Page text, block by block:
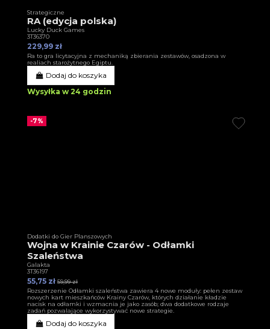
Strategiczne
RA (edycja polska)
Lucky Duck Games
3T36370
229,99 zł
Ra to gra licytacyjna z mechaniką zbierania zestawów, osadzona w
realiach starożytnego Egiptu.
Dodaj do koszyka
Wysyłka w 24 godzin
-7%
Dodatki do Gier Planszowych
Wojna w Krainie Czarów - Odłamki
Szaleństwa
Galakta
3T36197
55,75 zł 59,99 zł
Rozszerzenie Odłamki szaleństwa zawiera 4 nowe moduły: pełen zestaw
nowych kart mieszkańców Krainy Czarów, których działanie kładzie
nacisk na odłamki i wzmacnia je jako zasób; dwa dodatkowe rodzaje
zadań pozwalające wykorzystywać nowe strategie.
Dodaj do koszyka